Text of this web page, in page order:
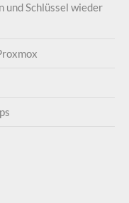
und Schlüssel wieder